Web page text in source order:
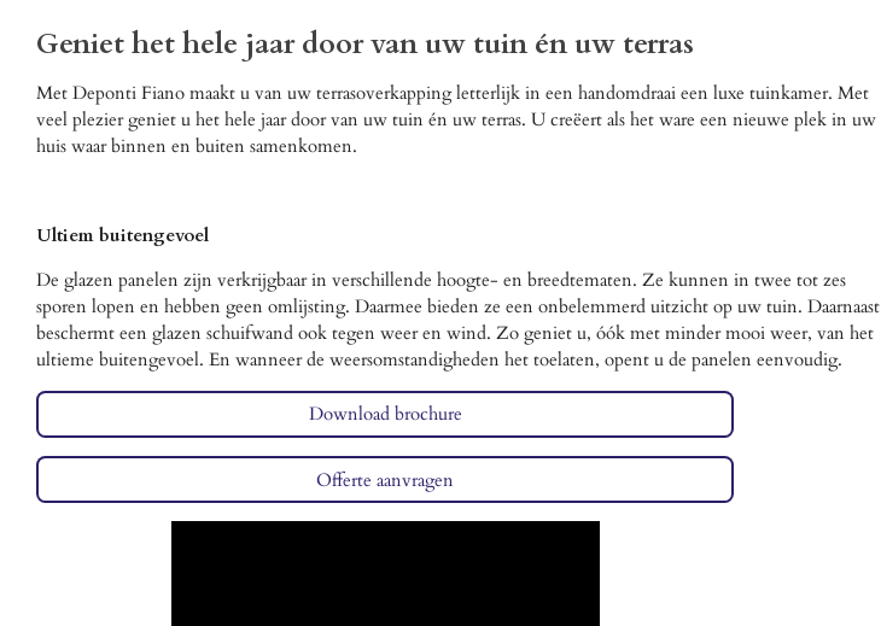
Geniet het hele jaar door van uw tuin én uw terras
Met Deponti Fiano maakt u van uw terrasoverkapping letterlijk in een handomdraai een luxe tuinkamer. Met
veel plezier geniet u het hele jaar door van uw tuin én uw terras. U creëert als het ware een nieuwe plek in uw
huis waar binnen en buiten samenkomen.
Ultiem buitengevoel
De glazen panelen zijn verkrijgbaar in verschillende hoogte- en breedtematen. Ze kunnen in twee tot zes
sporen lopen en hebben geen omlijsting. Daarmee bieden ze een onbelemmerd uitzicht op uw tuin. Daarnaast
beschermt een glazen schuifwand ook tegen weer en wind. Zo geniet u, óók met minder mooi weer, van het
ultieme buitengevoel. En wanneer de weersomstandigheden het toelaten, opent u de panelen eenvoudig.
Download brochure
Offerte aanvragen